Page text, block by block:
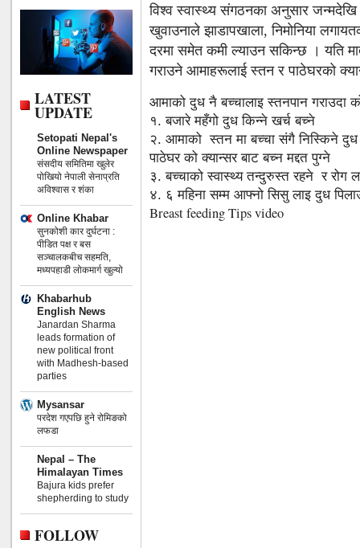
LATEST
UPDATE
Setopati Nepal's
Online Newspaper
संसदीय समितिमा खुलेर
पोखियो नेपाली सेनाप्रति
अविश्वास र शंका
Online Khabar
सुनकोशी कार दुर्घटना :
पीडित पक्ष र बस
सञ्चालकबीच सहमति,
मध्यपहाडी लोकमार्ग खुल्यो
Khabarhub
English News
Janardan Sharma
leads formation of
new political front
with Madhesh-based
parties
Mysansar
परदेश गएपछि हुने रोमिङको
लफडा
Nepal – The
Himalayan Times
Bajura kids prefer
shepherding to study
FOLLOW
विश्व स्वास्थ्य संगठनका अनुसार
खुवाउनाले झाडापखाला, निमोनिया
दरमा समेत कमी ल्याउन सकिन्छ । यति
गराउने आमाहरूलाई स्तन र पाठेघरको
आमाको दुध नै बच्चालाइ स्तनपान गराउदा
१. बजारे महँगो दुध किन्ने खर्च बच्ने
२. आमाको स्तन मा बच्चा संगै निस्किने
पाठेघर को क्यान्सर बाट बच्न मद्दत पुग्ने
३. बच्चाको स्वास्थ्य तन्दुरुस्त रहने र रोग
४. ६ महिना सम्म आफ्नो सिसु लाइ दुध
Breast feeding Tips video